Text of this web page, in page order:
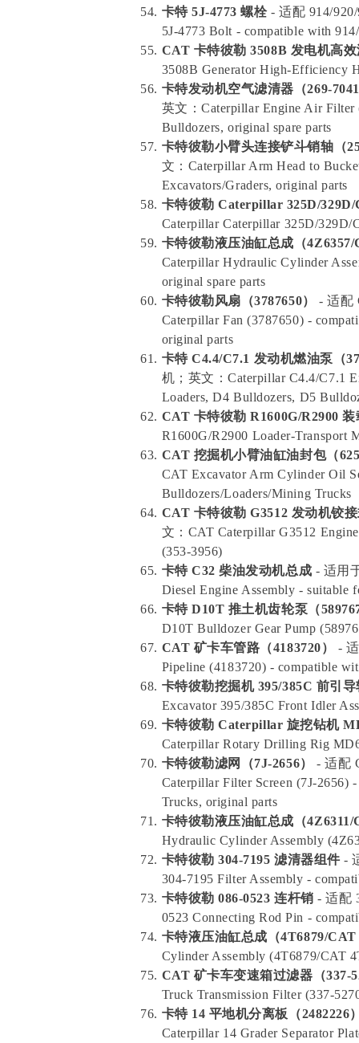
卡特 5J-4773 螺栓- 适配 914/
5J-4773 Bolt - compatible with
CAT 卡特彼勒 3508B 发电机高
3508B Generator High-Efficiency
卡特发动机空气滤清器（269-
英文：Caterpillar Engine Air
Bulldozers, original spare parts
卡特彼勒小臂头连接铲斗销轴（
文：Caterpillar Arm Head to
Excavators/Graders, original parts
卡特彼勒 Caterpillar 325D/
Caterpillar Caterpillar 325D/329D/
卡特彼勒液压油缸总成（
Caterpillar Hydraulic Cylinder
original spare parts
卡特彼勒风扇（3787650）
- 适配
Caterpillar Fan (3787650) -
original parts
卡特 C4.4/C7.1 发动机燃油泵（
机；英文：Caterpillar C4.4/C7.1
Loaders, D4 Bulldozers, D5
CAT 卡特彼勒 R1600G/R2900
R1600G/R2900 Loader-Transport
CAT 挖掘机小臂油缸油封包（
CAT Excavator Arm Cylinder Oil
Bulldozers/Loaders/Mining Trucks
CAT 卡特彼勒 G3512 发动机铰
文：CAT Caterpillar G3512
(353-3956)
卡特 C32 柴油发动机总成 - 适用
Diesel Engine Assembly - suitable
卡特 D10T 推土机齿轮泵（
D10T Bulldozer Gear Pump
CAT 矿卡车管路（4183720）
-
Pipeline (4183720) - compatible
卡特彼勒挖掘机 395/385C 前引
Excavator 395/385C Front Idler
卡特彼勒 Caterpillar 旋挖钻机
Caterpillar Rotary Drilling Rig
卡特彼勒滤网（7J-2656）
- 适配
Caterpillar Filter Screen (7J-2656)
Trucks, original parts
卡特彼勒液压油缸总成（4Z6311/
Hydraulic Cylinder Assembly
卡特彼勒 304-7195 滤清器组件-
304-7195 Filter Assembly -
卡特彼勒 086-0523 连杆销 - 适配
0523 Connecting Rod Pin -
卡特液压油缸总成（4T6879/CAT
Cylinder Assembly (4T6879/CAT
CAT 矿卡车变速箱过滤器（337-
Truck Transmission Filter (337-
卡特 14 平地机分离板（2482226
Caterpillar 14 Grader Separator